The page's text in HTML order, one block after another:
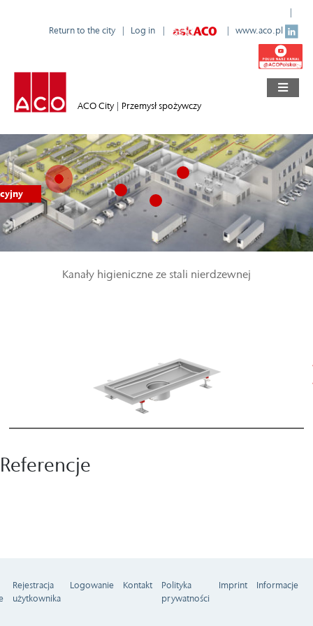
Return to the city Log in www.aco.pl
ACO City| Przemysł spożywczy
Kanały higieniczne ze stali nierdzewnej
Referencje
Rejestracja
użytkownika
Logowanie Kontakt
Polityka
prywatności
Imprint Informacje